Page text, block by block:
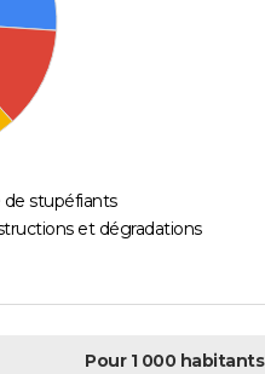
de stupéfiants
et dégradations
Pour 1 000 habitants